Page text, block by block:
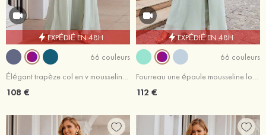
EXPÉDIÉ EN 48H
66 couleurs
Élégant trapèze col en v mousseline longueur ras du sol robe de demoiselle d'honneur avec fendue
108 €
EXPÉDIÉ EN 48H
66 couleurs
Fourreau une épaule mousseline longueur ras du sol robe de demoiselle d'honneur avec plissé sangle fendu
112 €